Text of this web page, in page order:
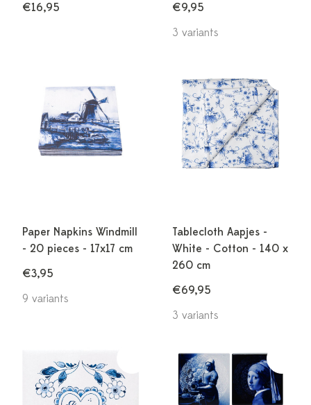
€16,95
€9,95
3 variants
Paper Napkins Windmill
- 20 pieces - 17x17 cm
€3,95
9 variants
Tablecloth Aapjes -
White - Cotton - 140 x
260 cm
€69,95
3 variants